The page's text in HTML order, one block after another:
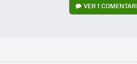
VER1